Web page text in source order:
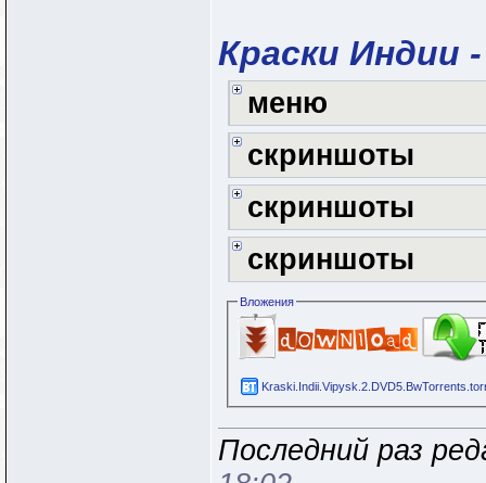
Краски Индии
меню
скриншоты
скриншоты
скриншоты
Вложения
Последний раз